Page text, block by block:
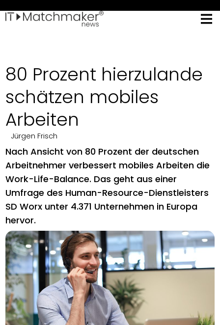
80 Prozent hierzulande
schätzen mobiles
Arbeiten
Jürgen Frisch
Nach Ansicht von 80 Prozent der deutschen
Arbeitnehmer verbessert mobiles Arbeiten die
Work-Life-Balance. Das geht aus einer
Umfrage des Human-Resource-Dienstleisters
SD Worx unter 4.371 Unternehmen in Europa
hervor.